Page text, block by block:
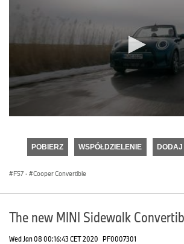
seconds
POBIERZ WSPÓŁDZIELENIE DODAJ
F57 · Cooper Convertible
The new MINI Sidewalk
Wed Jan 08 00:16:43 CET 2020 PF0007301